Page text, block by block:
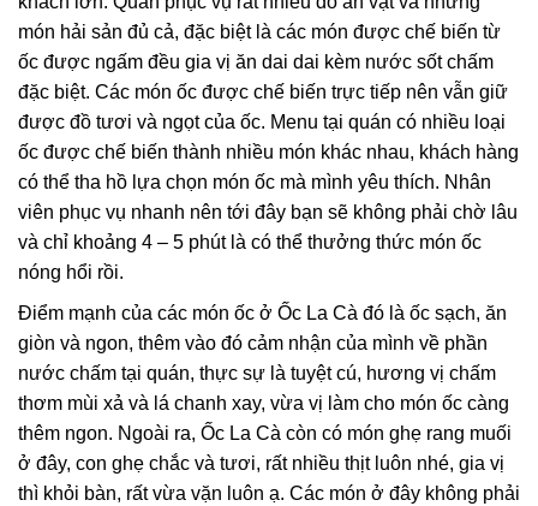
món hải sản đủ cả, đặc biệt là các món được chế biến từ
ốc được ngấm đều gia vị ăn dai dai kèm nước sốt chấm
đặc biệt. Các món ốc được chế biến trực tiếp nên vẫn giữ
được đồ tươi và ngọt của ốc. Menu tại quán có nhiều loại
ốc được chế biến thành nhiều món khác nhau, khách hàng
có thể tha hồ lựa chọn món ốc mà mình yêu thích. Nhân
viên phục vụ nhanh nên tới đây bạn sẽ không phải chờ lâu
và chỉ khoảng 4 – 5 phút là có thể thưởng thức món ốc
nóng hổi rồi.
Điểm mạnh của các món ốc ở Ốc La Cà đó là ốc sạch, ăn
giòn và ngon, thêm vào đó cảm nhận của mình về phần
nước chấm tại quán, thực sự là tuyệt cú, hương vị chấm
thơm mùi xả và lá chanh xay, vừa vị làm cho món ốc càng
thêm ngon. Ngoài ra, Ốc La Cà còn có món ghẹ rang muối
ở đây, con ghẹ chắc và tươi, rất nhiều thịt luôn nhé, gia vị
thì khỏi bàn, rất vừa vặn luôn ạ. Các món ở đây không phải